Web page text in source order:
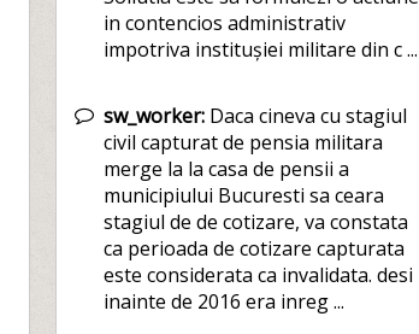
in contencios administrativ
impotriva institușiei militare din c ...
sw_worker:Daca cineva cu stagiul
civil capturat de pensia militara
merge la la casa de pensii a
municipiului Bucuresti sa ceara
stagiul de de cotizare, va constata
ca perioada de cotizare capturata
este considerata ca invalidata. desi
inainte de 2016 era inreg ...